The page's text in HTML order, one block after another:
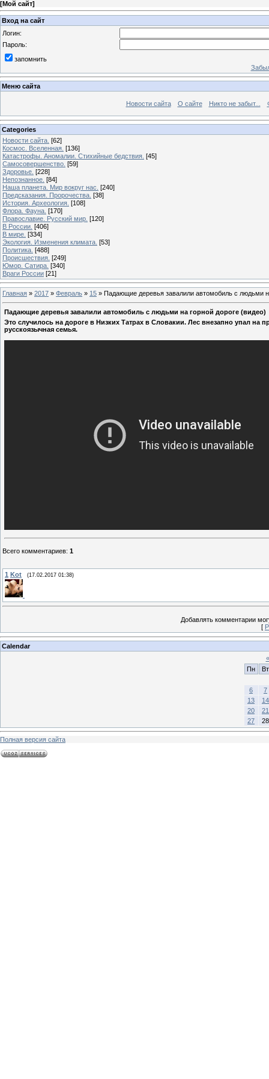
[Мой сайт]
Вход на сайт
Логин:
Пароль:
запомнить
Меню сайта
Новости сайта О сайте Никто не забыт...
Categories
Новости сайта. [62]
Космос. Вселенная. [136]
Катастрофы. Аномалии. Стихийные бедствия. [45]
Самосовершенство. [59]
Здоровье. [228]
Непознанное. [84]
Наша планета. Мир вокруг нас. [240]
Предсказания. Пророчества. [38]
История. Археология. [108]
Флора. Фауна. [170]
Православие. Русский мир. [120]
В России. [406]
В мире. [334]
Экология. Изменения климата. [53]
Политика. [488]
Происшествия. [249]
Юмор. Сатира. [340]
Враги России [21]
Главная » 2017 » Февраль » 15 » Падающие деревья завалили автомобиль с людьми
Падающие деревья завалили автомобиль с людьми на горной дороге (видео)
Это случилось на дороге в Низких Татрах в Словакии. Лес внезапно упал
русскоязычная семья.
Всего комментариев: 1
1 Kot (17.02.2017 01:38)
Добавлять комментарии
[
Calendar
«
Пн
Вт
6
7
13
14
20
21
27
28
Полная версия сайта